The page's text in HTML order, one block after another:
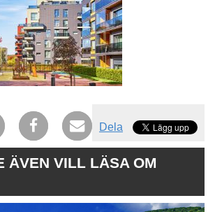
Dela
ÄVEN VILL LÄSA OM